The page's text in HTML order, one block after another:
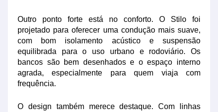
Outro ponto forte está no conforto. O Stilo foi
projetado para oferecer uma condução mais suave,
com bom isolamento acústico e suspensão
equilibrada para o uso urbano e rodoviário. Os
bancos são bem desenhados e o espaço interno
agrada, especialmente para quem viaja com
frequência.
O design também merece destaque. Com linhas